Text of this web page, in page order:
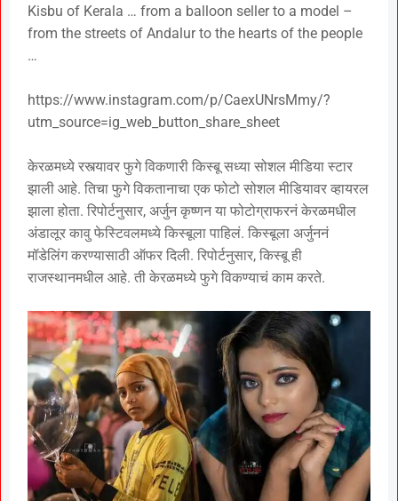
Kisbu of Kerala … from a balloon seller to a model –
from the streets of Andalur to the hearts of the people
…
https://www.instagram.com/p/CaexUNrsMmy/?
utm_source=ig_web_button_share_sheet
केरळमध्ये रस्त्यावर फुगे विकणारी किस्बू सध्या सोशल मीडिया स्टार
झाली आहे. तिचा फुगे विकतानाचा एक फोटो सोशल मीडियावर व्हायरल
झाला होता. रिपोर्टनुसार, अर्जुन कृष्णन या फोटोग्राफरनं केरळमधील
अंडालूर कावु फेस्टिवलमध्ये किस्बूला पाहिलं. किस्बूला अर्जुननं
मॉडेलिंग करण्यासाठी ऑफर दिली. रिपोर्टनुसार, किस्बू ही
राजस्थानमधील आहे. ती केरळमध्ये फुगे विकण्याचं काम करते.